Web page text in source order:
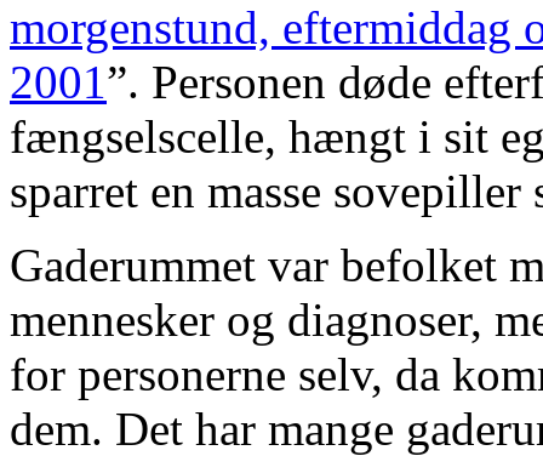
morgenstund, eftermiddag
2001”. Personen døde
fængselscelle, hængt i sit
sparret en masse sovepiller
Gaderummet var befolket
mennesker og diagnoser,
for personerne selv, da
dem. Det har mange